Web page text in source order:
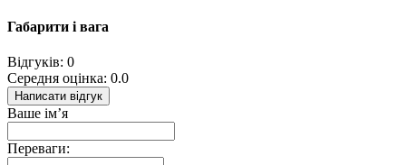
Габарити і вага
Відгуків: 0
Середня оцінка: 0.0
Написати відгук
Ваше ім’я
Переваги: